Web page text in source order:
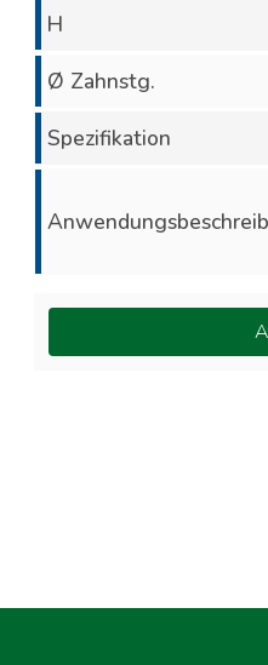
H
Ø Zahnstg.
Spezifikation